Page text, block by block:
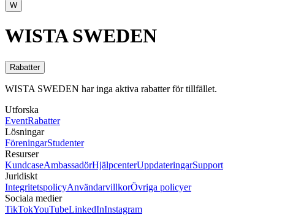
W
WISTA SWEDEN
Rabatter
WISTA SWEDEN har inga aktiva rabatter för tillfället.
Utforska
EventRabatter
Lösningar
FöreningarStudenter
Resurser
KundcaseAmbassadörHjälpcenterUppdateringarSupport
Juridiskt
IntegritetspolicyAnvändarvillkorÖvriga policyer
Sociala medier
TikTokYouTubeLinkedInInstagram